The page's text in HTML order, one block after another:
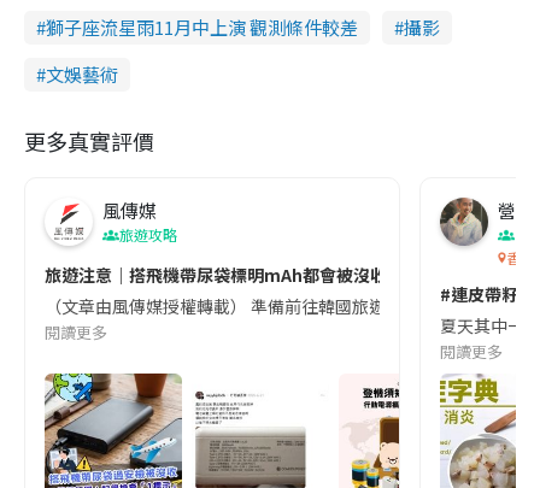
獅子座流星雨11月中上演 觀測條件較差
攝影
文娛藝術
更多真實評價
風傳媒
旅遊攻略
旅遊注意｜搭飛機帶尿袋標明mAh都會被沒收😱出發前切記檢查
（文章由風傳媒授權轉載） 準備前往韓國旅遊的民眾，近期要
閱讀更多
營養
香港
#連皮帶籽
夏天其中一
閱讀更多